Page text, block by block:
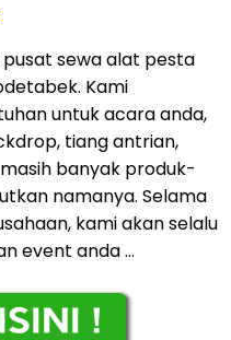
sewa alat pesta
Kami
untuk acara anda,
tiang antrian,
banyak produk-
namanya. Selama
kami akan selalu
event anda …